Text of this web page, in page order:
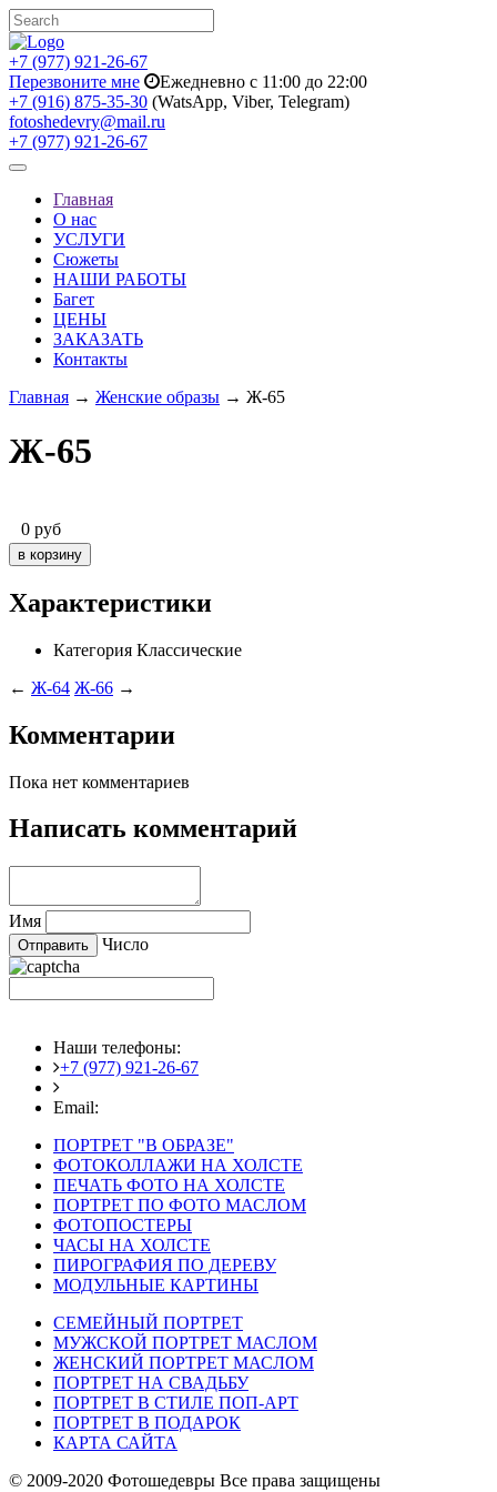
+7 (977) 921-26-67
Перезвоните мне
Ежедневно с 11:00 до 22:00
+7 (916) 875-35-30 (WatsApp, Viber, Telegram)
fotoshedevry@mail.ru
+7 (977) 921-26-67
Toggle
navigationГлавная
О нас
УСЛУГИ
Сюжеты
НАШИ РАБОТЫ
Багет
ЦЕНЫ
ЗАКАЗАТЬ
Контакты
Главная → Женские образы → Ж-65
Ж-65
0 руб
Характеристики
Категория Классические
← Ж-64 Ж-66 →
Комментарии
Пока нет комментариев
Написать комментарий
Имя
Число
Наши телефоны:
+7 (977) 921-26-67
Email:
ПОРТРЕТ "В ОБРАЗЕ"
ФОТОКОЛЛАЖИ НА ХОЛСТЕ
ПЕЧАТЬ ФОТО НА ХОЛСТЕ
ПОРТРЕТ ПО ФОТО МАСЛОМ
ФОТОПОСТЕРЫ
ЧАСЫ НА ХОЛСТЕ
ПИРОГРАФИЯ ПО ДЕРЕВУ
МОДУЛЬНЫЕ КАРТИНЫ
СЕМЕЙНЫЙ ПОРТРЕТ
МУЖСКОЙ ПОРТРЕТ МАСЛОМ
ЖЕНСКИЙ ПОРТРЕТ МАСЛОМ
ПОРТРЕТ НА СВАДЬБУ
ПОРТРЕТ В СТИЛЕ ПОП-АРТ
ПОРТРЕТ В ПОДАРОК
КАРТА САЙТА
© 2009-2020 Фотошедевры Все права защищены